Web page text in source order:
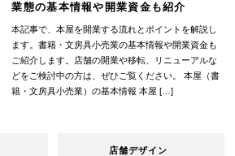
業態の基本情報や開業資金も紹介
本記事で、本屋を開業する流れとポイントを解説し
ます。書籍・文房具小売業の基本情報や開業資金も
ご紹介します。店舗の開業や移転、リニューアルな
どをご検討中の方は、ぜひご覧ください。 本屋（書
籍・文房具小売業）の基本情報 本屋 […]
店舗デザイン